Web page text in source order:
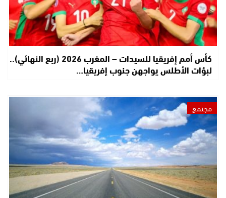
كأس أمم إفريقيا للسيدات – المغرب 2026 (ربع النهائي)..
لبؤات الأطلس يواجهن جنوب إفريقيا…
مجتمع